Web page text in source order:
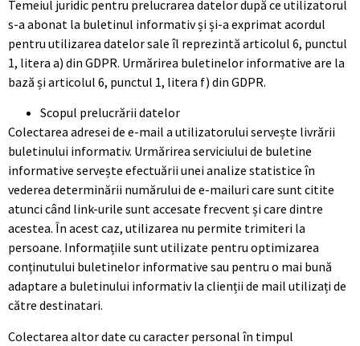
Temeiul juridic pentru prelucrarea datelor după ce utilizatorul
s-a abonat la buletinul informativ și și-a exprimat acordul
pentru utilizarea datelor sale îl reprezintă articolul 6, punctul
1, litera a) din GDPR. Urmărirea buletinelor informative are la
bază și articolul 6, punctul 1, litera f) din GDPR.
Scopul prelucrării datelor
Colectarea adresei de e-mail a utilizatorului servește livrării
buletinului informativ. Urmărirea serviciului de buletine
informative servește efectuării unei analize statistice în
vederea determinării numărului de e-mailuri care sunt citite
atunci când link-urile sunt accesate frecvent și care dintre
acestea. În acest caz, utilizarea nu permite trimiteri la
persoane. Informațiile sunt utilizate pentru optimizarea
conținutului buletinelor informative sau pentru o mai bună
adaptare a buletinului informativ la clienții de mail utilizați de
către destinatari.
Colectarea altor date cu caracter personal în timpul